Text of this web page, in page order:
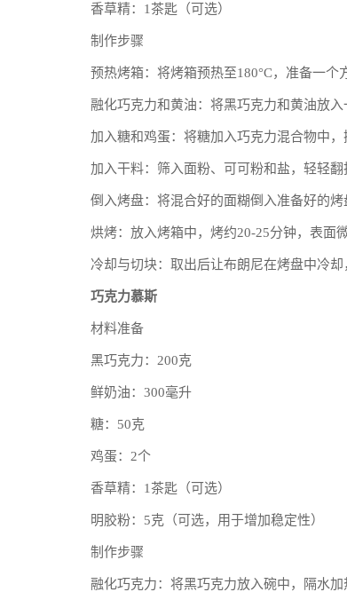
香草精：1茶匙（可选）
制作步骤
预热烤箱：将烤箱预热至180°C，准备一个
融化巧克力和黄油：将黑巧克力和黄油放
加入糖和鸡蛋：将糖加入巧克力混合物中
加入干料：筛入面粉、可可粉和盐，轻轻翻
倒入烤盘：将混合好的面糊倒入准备好的烤
烘烤：放入烤箱中，烤约20-25分钟，表面
冷却与切块：取出后让布朗尼在烤盘中冷
巧克力慕斯
材料准备
黑巧克力：200克
鲜奶油：300毫升
糖：50克
鸡蛋：2个
香草精：1茶匙（可选）
明胶粉：5克（可选，用于增加稳定性）
制作步骤
融化巧克力：将黑巧克力放入碗中，隔水加